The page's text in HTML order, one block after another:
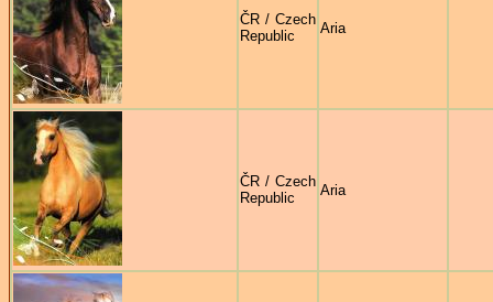
ČR / Czech
Republic
Aria
ČR / Czech
Republic
Aria